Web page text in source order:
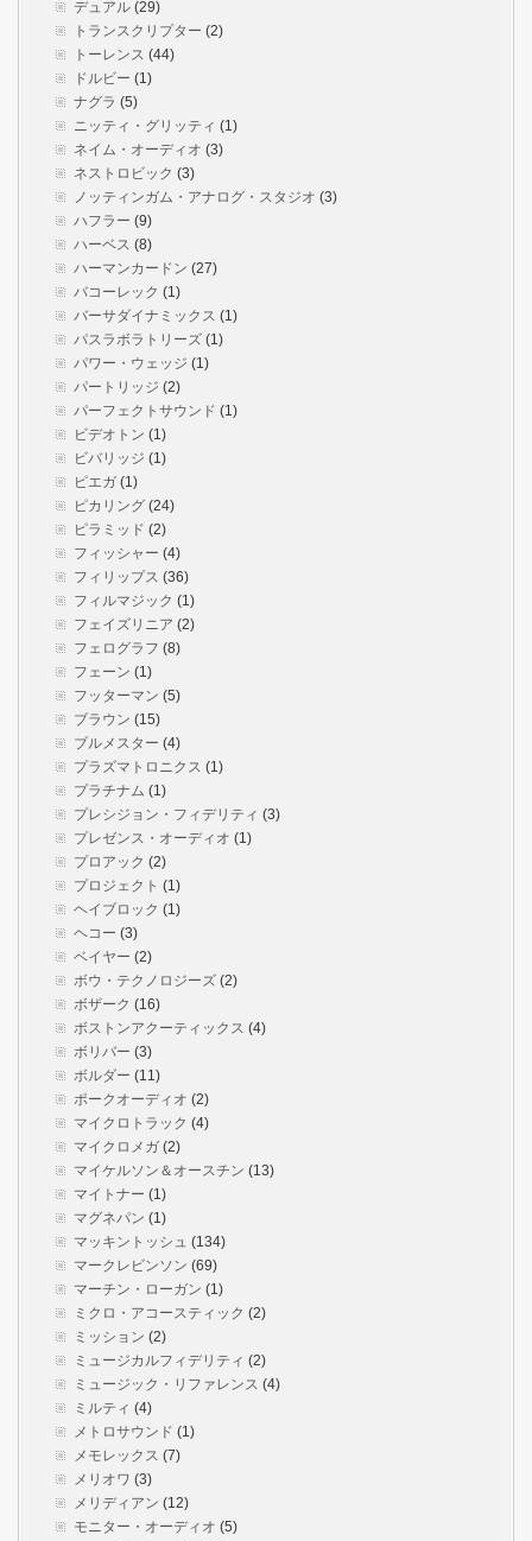
デュアル (29)
トランスクリプター (2)
トーレンス (44)
ドルビー (1)
ナグラ (5)
ニッティ・グリッティ (1)
ネイム・オーディオ (3)
ネストロビック (3)
ノッティンガム・アナログ・スタジオ (3)
ハフラー (9)
ハーベス (8)
ハーマンカードン (27)
バコーレック (1)
バーサダイナミックス (1)
パスラボラトリーズ (1)
パワー・ウェッジ (1)
パートリッジ (2)
パーフェクトサウンド (1)
ビデオトン (1)
ビバリッジ (1)
ピエガ (1)
ピカリング (24)
ピラミッド (2)
フィッシャー (4)
フィリップス (36)
フィルマジック (1)
フェイズリニア (2)
フェログラフ (8)
フェーン (1)
フッターマン (5)
ブラウン (15)
ブルメスター (4)
プラズマトロニクス (1)
プラチナム (1)
プレシジョン・フィデリティ (3)
プレゼンス・オーディオ (1)
プロアック (2)
プロジェクト (1)
ヘイブロック (1)
ヘコー (3)
ベイヤー (2)
ボウ・テクノロジーズ (2)
ボザーク (16)
ボストンアクーティックス (4)
ボリバー (3)
ボルダー (11)
ポークオーディオ (2)
マイクロトラック (4)
マイクロメガ (2)
マイケルソン＆オースチン (13)
マイトナー (1)
マグネパン (1)
マッキントッシュ (134)
マークレビンソン (69)
マーチン・ローガン (1)
ミクロ・アコースティック (2)
ミッション (2)
ミュージカルフィデリティ (2)
ミュージック・リファレンス (4)
ミルティ (4)
メトロサウンド (1)
メモレックス (7)
メリオワ (3)
メリディアン (12)
モニター・オーディオ (5)